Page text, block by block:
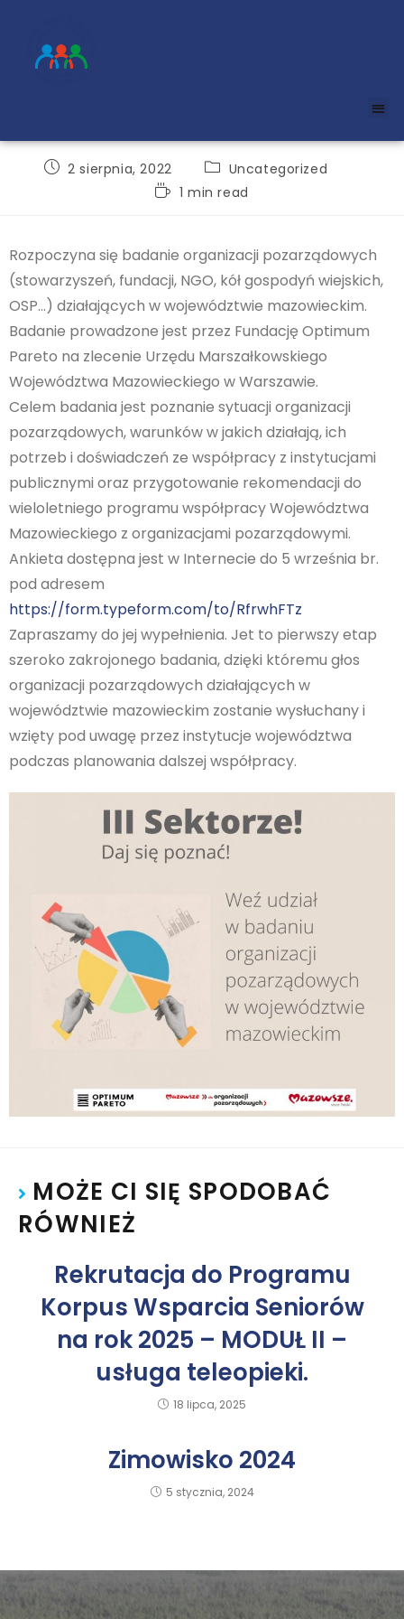
2 sierpnia, 2022
Uncategorized
1 min read
Rozpoczyna się badanie organizacji pozarządowych
(stowarzyszeń, fundacji, NGO, kół gospodyń wiejskich,
OSP…) działających w województwie mazowieckim.
Badanie prowadzone jest przez Fundację Optimum
Pareto na zlecenie Urzędu Marszałkowskiego
Województwa Mazowieckiego w Warszawie.
Celem badania jest poznanie sytuacji organizacji
pozarządowych, warunków w jakich działają, ich
potrzeb i doświadczeń ze współpracy z instytucjami
publicznymi oraz przygotowanie rekomendacji do
wieloletniego programu współpracy Województwa
Mazowieckiego z organizacjami pozarządowymi.
Ankieta dostępna jest w Internecie do 5 września br.
pod adresem
https://form.typeform.com/to/RfrwhFTz
Zapraszamy do jej wypełnienia. Jet to pierwszy etap
szeroko zakrojonego badania, dzięki któremu głos
organizacji pozarządowych działających w
województwie mazowieckim zostanie wysłuchany i
wzięty pod uwagę przez instytucje województwa
podczas planowania dalszej współpracy.
MOŻE CI SIĘ SPODOBAĆ
RÓWNIEŻ
Rekrutacja do Programu
Korpus Wsparcia Seniorów
na rok 2025 – MODUŁ II –
usługa teleopieki.
18 lipca, 2025
Zimowisko 2024
5 stycznia, 2024